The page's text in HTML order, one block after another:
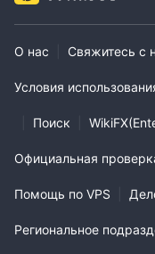
О нас Свяжитесь с
Условия
Поиск
Официальная
Помощь по VPS
Региональное